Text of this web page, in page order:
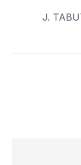
J.